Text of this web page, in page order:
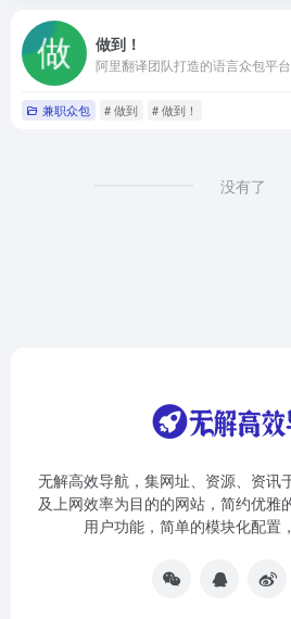
做到！
阿里翻译团队打造的语言众包平台
兼职众包 # 做到 # 做到！
没有了
无解高效导航，集网址、资源、资讯
及上网效率为目的的网站，简约优雅
用户功能，简单的模块化配置